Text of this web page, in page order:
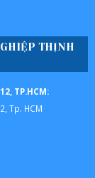
THỊNH
TP.HCM:
Tp. HCM